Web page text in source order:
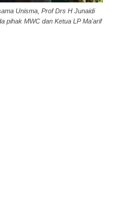
Unisma, Prof Drs H Junaidi
pihak MWC dan Ketua LP Ma'arif